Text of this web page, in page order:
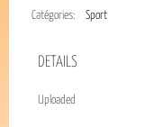
Catégories: Sport
DETAILS
Uploaded